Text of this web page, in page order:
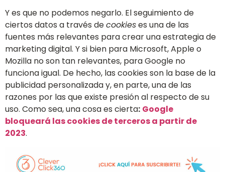
Y es que no podemos negarlo. El seguimiento de
ciertos datos a través decookieses una de las
fuentes más relevantes para crear una estrategia de
marketing digital. Y si bien para Microsoft, Apple o
Mozilla no son tan relevantes, para Google no
funciona igual. De hecho, las cookies son la base de la
publicidad personalizada y, en parte, una de las
razones por las que existe presión al respecto de su
uso. Como sea, una cosa es cierta: Google
bloqueará las cookies de terceros a partir de
2023.